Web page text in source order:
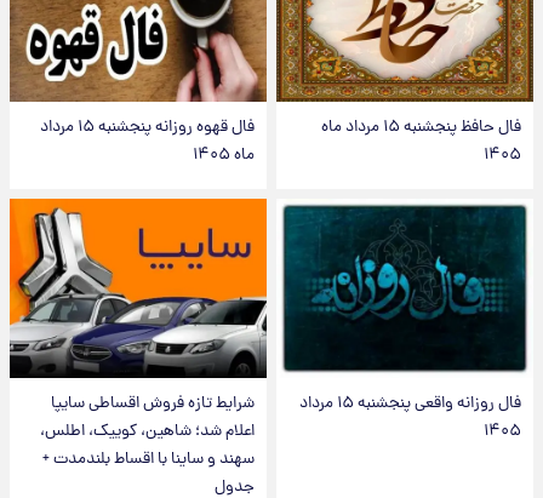
فال حافظ پنجشنبه ۱۵ مرداد ماه
۱۴۰۵
فال قهوه روزانه پنجشنبه ۱۵ مرداد
ماه ۱۴۰۵
فال روزانه واقعی پنجشنبه ۱۵ مرداد
۱۴۰۵
شرایط تازه فروش اقساطی سایپا
اعلام شد؛ شاهین، کوییک، اطلس،
سهند و ساینا با اقساط بلندمدت +
جدول